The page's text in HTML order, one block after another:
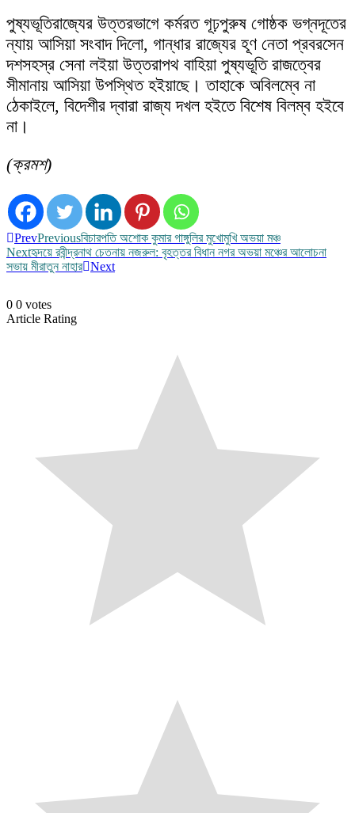
পুষ্যভূতিরাজ্যের উত্তরভাগে কর্মরত গূঢ়পুরুষ গোষ্ঠক ভগ্নদূতের
ন্যায় আসিয়া সংবাদ দিলো, গান্ধার রাজ্যের হূণ নেতা প্রবরসেন
দশসহস্র সেনা লইয়া উত্তরাপথ বাহিয়া পুষ্যভূতি রাজত্বের
সীমানায় আসিয়া উপস্থিত হইয়াছে। তাহাকে অবিলম্বে না
ঠেকাইলে, বিদেশীর দ্বারা রাজ্য দখল হইতে বিশেষ বিলম্ব হইবে
না।
(ক্রমশ)
PrevPreviousবিচারপতি অশোক কুমার গাঙ্গুলির মুখোমুখি অভয়া মঞ্চ
Nextহৃদয়ে রবীন্দ্রনাথ চেতনায় নজরুল: বৃহত্তর বিধান নগর অভয়া মঞ্চের আলোচনা
সভায় মীরাতুন নাহার Next
0 0 votes
Article Rating